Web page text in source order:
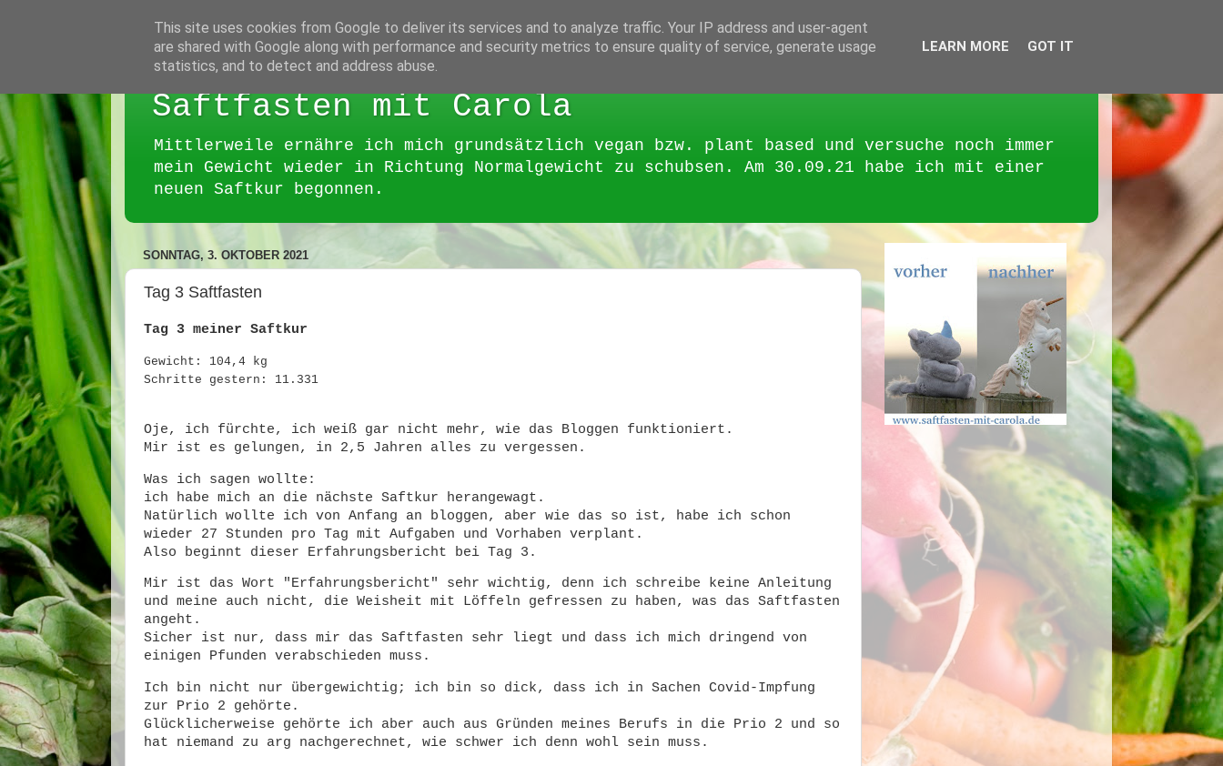
Saftfasten mit Carola
Mittlerweile ernähre ich mich grundsätzlich vegan bzw. plant based und versuche noch immer
mein Gewicht wieder in Richtung Normalgewicht zu schubsen. Am 30.09.21 habe ich mit einer
neuen Saftkur begonnen.
SONNTAG, 3. OKTOBER 2021
Tag 3 Saftfasten
Tag 3 meiner Saftkur
Gewicht: 104,4 kg
Schritte gestern: 11.331
Oje, ich fürchte, ich weiß gar nicht mehr, wie das Bloggen funktioniert.
Mir ist es gelungen, in 2,5 Jahren alles zu vergessen.
Was ich sagen wollte:
ich habe mich an die nächste Saftkur herangewagt.
Natürlich wollte ich von Anfang an bloggen, aber wie das so ist, habe ich schon
wieder 27 Stunden pro Tag mit Aufgaben und Vorhaben verplant.
Also beginnt dieser Erfahrungsbericht bei Tag 3.
Mir ist das Wort "Erfahrungsbericht" sehr wichtig, denn ich schreibe keine Anleitung
und meine auch nicht, die Weisheit mit Löffeln gefressen zu haben, was das Saftfasten
angeht.
Sicher ist nur, dass mir das Saftfasten sehr liegt und dass ich mich dringend von
einigen Pfunden verabschieden muss.
Ich bin nicht nur übergewichtig; ich bin so dick, dass ich in Sachen Covid-Impfung
zur Prio 2 gehörte.
Glücklicherweise gehörte ich aber auch aus Gründen meines Berufs in die Prio 2 und so
hat niemand zu arg nachgerechnet, wie schwer ich denn wohl sein muss.
This site uses cookies from Google to deliver its services and to analyze traffic. Your IP address and user-agent
are shared with Google along with performance and security metrics to ensure quality of service, generate usage
statistics, and to detect and address abuse.
LEARN MORE GOT IT